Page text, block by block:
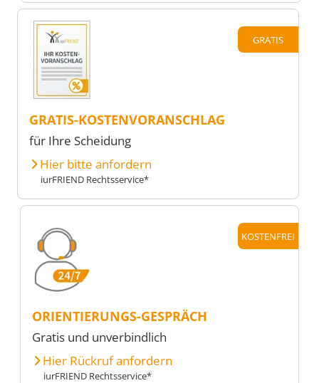
GRATIS
GRATIS-KOSTENVORANSCHLAG
für Ihre Scheidung
Hier bitte anfordern
iurFRIEND Rechtsservice*
KOSTENFREI
ORIENTIERUNGS-GESPRÄCH
Gratis und unverbindlich
Hier Rückruf anfordern
iurFRIEND Rechtsservice*